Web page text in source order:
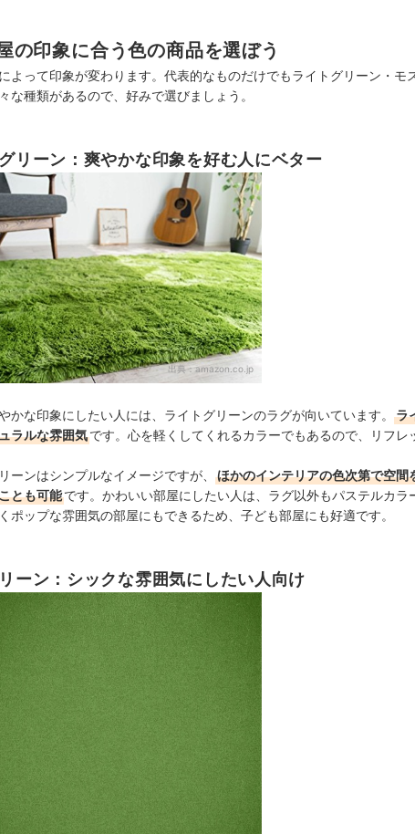
の印象に合う色の商品を選ぼう
よって印象が変わります。代表的なものだけでもライトグリーン・モ
な種類があるので、好みで選びましょう。
リーン：爽やかな印象を好む人にベター
出典：amazon.co.jp
かな印象にしたい人には、ライトグリーンのラグが向いています。
ラ
ラルな雰囲気です。心を軽くしてくれるカラーでもあるので、リフレ
ーンはシンプルなイメージですが、
ほかのインテリアの色次第で空間
とも可能です。かわいい部屋にしたい人は、ラグ以外もパステルカラ
ポップな雰囲気の部屋にもできるため、子ども部屋にも好適です。
ーン：シックな雰囲気にしたい人向け